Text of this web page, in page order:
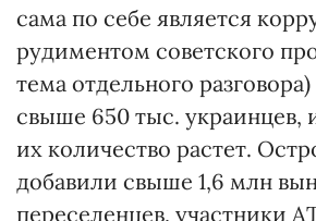
сама по себе является
рудиментом советского
тема отдельного
свыше 650 тыс. украинцев,
их количество растет.
добавили свыше 1,6 млн
переселенцев, участники